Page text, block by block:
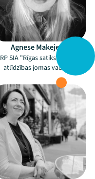
Agnese Makejeva
RP SIA "Rīgas satiksme" HR
atlīdzības jomas vadītāja